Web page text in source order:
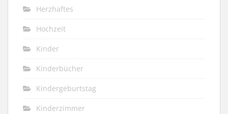
Herzhaftes
Hochzeit
Kinder
Kinderbücher
Kindergeburtstag
Kinderzimmer